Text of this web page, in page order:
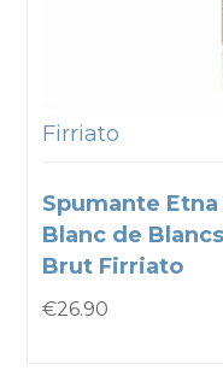
Firriato
Spumante
Blanc de
Brut Firriato
€26.90